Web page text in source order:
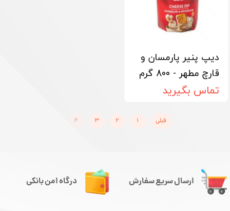
دیپ پنیر پارمسان و
قارچ مطهر - 800 گرم
تماس بگیرید
قبلی ۱ ۲ ۳ ۴
ارسال سریع سفارش درگاه امن بانکی